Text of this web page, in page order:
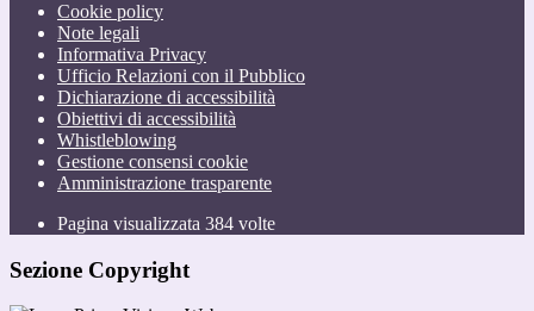
Cookie policy
Note legali
Informativa Privacy
Ufficio Relazioni con il Pubblico
Dichiarazione di accessibilità
Obiettivi di accessibilità
Whistleblowing
Gestione consensi cookie
Amministrazione trasparente
Pagina visualizzata 384 volte
Sezione Copyright